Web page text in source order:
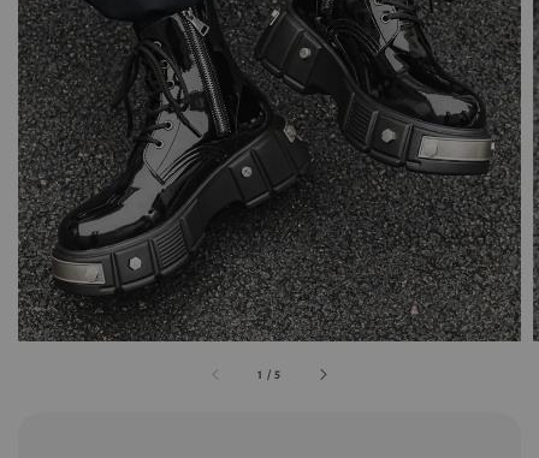
1 /5